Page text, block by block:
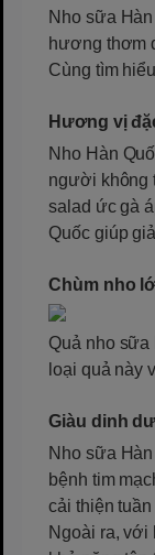
Nho sữa
hương thơm
Cùng tìm
Hương vị
Nho Hàn
người không
salad ức gà
Quốc giúp
Chùm nho
Quả nho sữa
loại quả này
Giàu dinh
Nho sữa
bệnh tim
cải thiện
Ngoài ra, với